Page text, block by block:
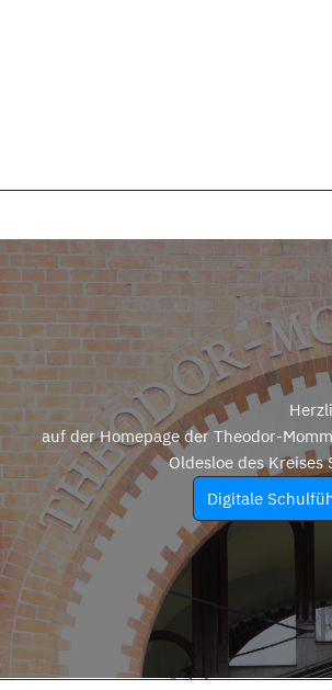
auf der Homepage der Theodor-
Oldesloe des
Digitale